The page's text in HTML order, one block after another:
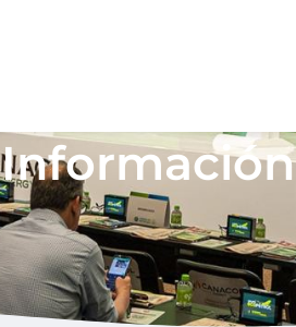
Información